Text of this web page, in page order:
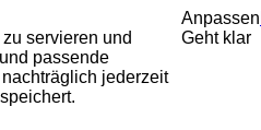
servieren und
passende
jederzeit
Anpassen
Geht klar